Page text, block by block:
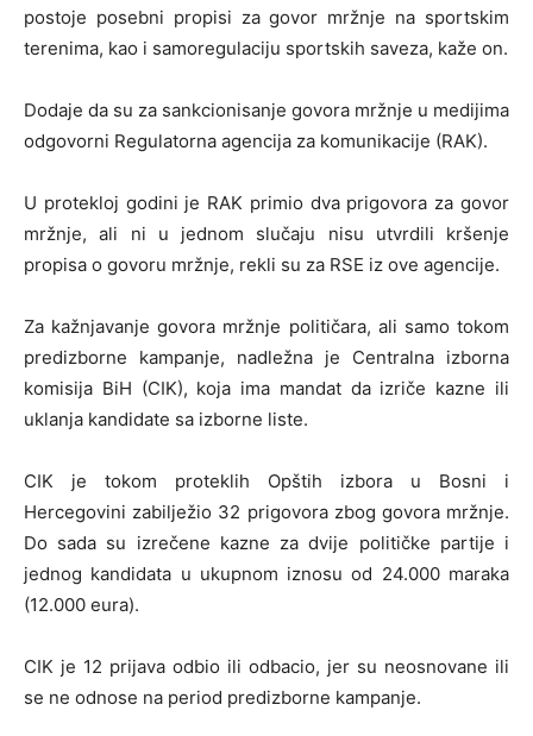
postoje posebni propisi za govor mržnje na sportskim
terenima, kao i samoregulaciju sportskih saveza, kaže on.
Dodaje da su za sankcionisanje govora mržnje u medijima
odgovorni Regulatorna agencija za komunikacije (RAK).
U protekloj godini je RAK primio dva prigovora za govor
mržnje, ali ni u jednom slučaju nisu utvrdili kršenje
propisa o govoru mržnje, rekli su za RSE iz ove agencije.
Za kažnjavanje govora mržnje političara, ali samo tokom
predizborne kampanje, nadležna je Centralna izborna
komisija BiH (CIK), koja ima mandat da izriče kazne ili
uklanja kandidate sa izborne liste.
CIK je tokom proteklih Opštih izbora u Bosni i
Hercegovini zabilježio 32 prigovora zbog govora mržnje.
Do sada su izrečene kazne za dvije političke partije i
jednog kandidata u ukupnom iznosu od 24.000 maraka
(12.000 eura).
CIK je 12 prijava odbio ili odbacio, jer su neosnovane ili
se ne odnose na period predizborne kampanje.